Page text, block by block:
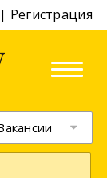
| Регистрация